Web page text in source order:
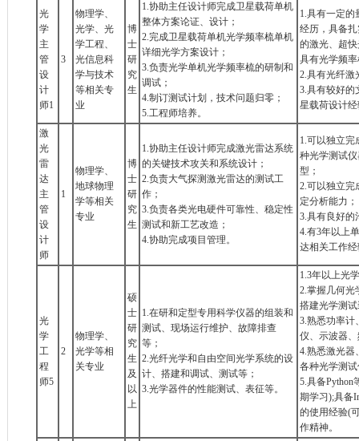
光
学
主
管
设
计
师1
3
物理学、
光学、光
学工程、
光信息科
学与技术
等相关专
业
博
士
研
究
生
1.协助主任设计师完成卫星载荷单机
整体方案论证、设计；
2.完成卫星载荷单机光学频率梳单机
详细光学方案设计；
3.负责光学单机光学频率梳的研制和
调试；
4.制订测试计划，技术问题归零；
5.工程师培养。
1.具有一定的
经历，具备
的激光、超
具有光学频
2.具有光纤激
3.具有较好的
星载荷设计
激
光
雷
达
主
管
设
计
师
1
物理学、
地球物理
学等相关
专业
博
士
研
究
生
1.协助主任设计师完成激光雷达系统
的关键技术攻关和系统设计；
2.负责大气探测激光雷达的测试工
作；
3.负责各类光电硬件可靠性、稳定性
测试和新工艺改造；
4.协助完成项目管理。
1.可以独立完
种光学测试
型；
2.可以独立完
定分析能力；
3.具有良好的
4.有3年以上
达相关工作
光
学
工
程
师5
2
物理学、
光学等相
关专业
硕
士
研
究
生
及
以
上
1.在研和定型专用科学仪器的组装和
测试、现场运行维护、故障排查
等；
2.光纤光学和自由空间光学系统的设
计、搭建和调试、测试等；
3.光学器件的性能测试、表征等。
1.3年以上光
2.掌握几何光
搭建光学测
3.熟悉功率计
仪、示波器
4.熟悉激光器
各种光学测
5.具备Python
期学习);具备
的使用经验(
作精神。